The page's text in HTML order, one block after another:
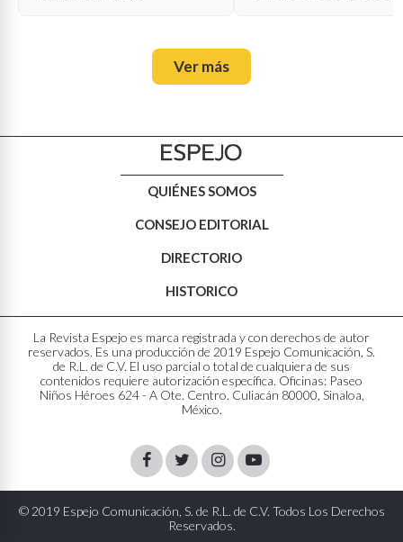
Ver más
QUIÉNES SOMOS
CONSEJO EDITORIAL
DIRECTORIO
HISTORICO
La Revista Espejo es marca registrada y con derechos de autor
reservados. Es una producción de 2019 Espejo Comunicación, S.
de R.L. de C.V. El uso parcial o total de cualquiera de sus
contenidos requiere autorización específica. Oficinas: Paseo
Niños Héroes 624 - A Ote. Centro. Culiacán 80000, Sinaloa,
México.
FacebookTwitterInstagram
Youtube
© 2019 Espejo Comunicación, S. de R.L. de C.V. Todos Los Derechos
Reservados.